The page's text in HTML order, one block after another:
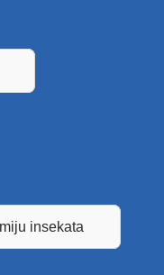
insekata